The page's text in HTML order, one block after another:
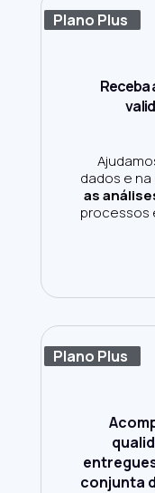
Receba
dados e
as
processos
Plano Plus
conjunta
Plano Plus